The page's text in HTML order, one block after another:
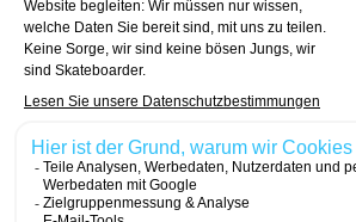
Board auswählen